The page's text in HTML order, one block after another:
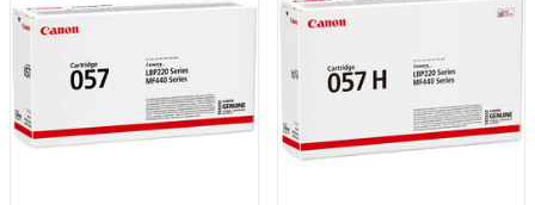
Yaklaşık Baskı Kapasitesi:
3.100 Sayfa
Uyumluluk:
Durum:
Muadil
Yaklaşık baskı kapasitesi, ISO/IEC 19752 standardına göre
belirlenmiştir. Gerçek baskı verimi; yazdırılan içerik, baskı
yoğunluğu ve kullanım koşullarına bağlı olarak değişiklik
gösterebilir.